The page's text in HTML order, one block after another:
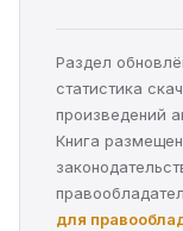
Раздел
статистика
произведений
Книга
для